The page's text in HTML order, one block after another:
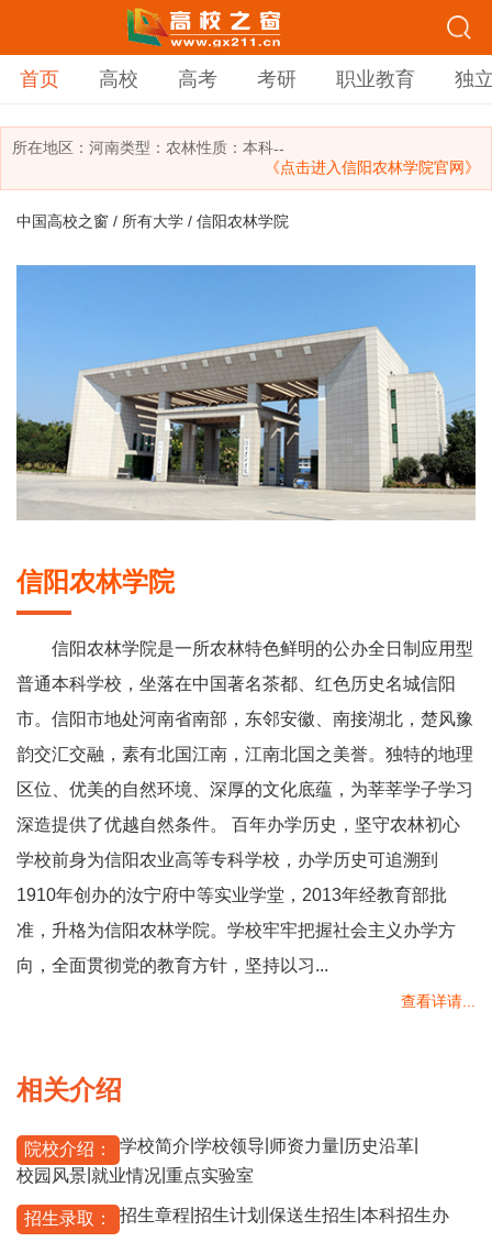
首页 高校 高考 考研 职业教育 独
所在地区： 河南类型： 农林性质：本科--
《点击进入信阳农林学院官网》
中国高校之窗 / 所有大学 / 信阳农林学院
信阳农林学院
信阳农林学院是一所农林特色鲜明的公办全日制应用型
普通本科学校，坐落在中国著名茶都、红色历史名城信阳
市。信阳市地处河南省南部，东邻安徽、南接湖北，楚风豫
韵交汇交融，素有北国江南，江南北国之美誉。独特的地理
区位、优美的自然环境、深厚的文化底蕴，为莘莘学子学习
深造提供了优越自然条件。 百年办学历史，坚守农林初心
学校前身为信阳农业高等专科学校，办学历史可追溯到
1910年创办的汝宁府中等实业学堂，2013年经教育部批
准，升格为信阳农林学院。学校牢牢把握社会主义办学方
向，全面贯彻党的教育方针，坚持以习...
查看详请...
相关介绍
院校介绍： 学校简介 学校领导 师资力量 历史沿革
校园风景 就业情况 重点实验室
招生录取： 招生章程 招生计划 保送生招生 本科招生办